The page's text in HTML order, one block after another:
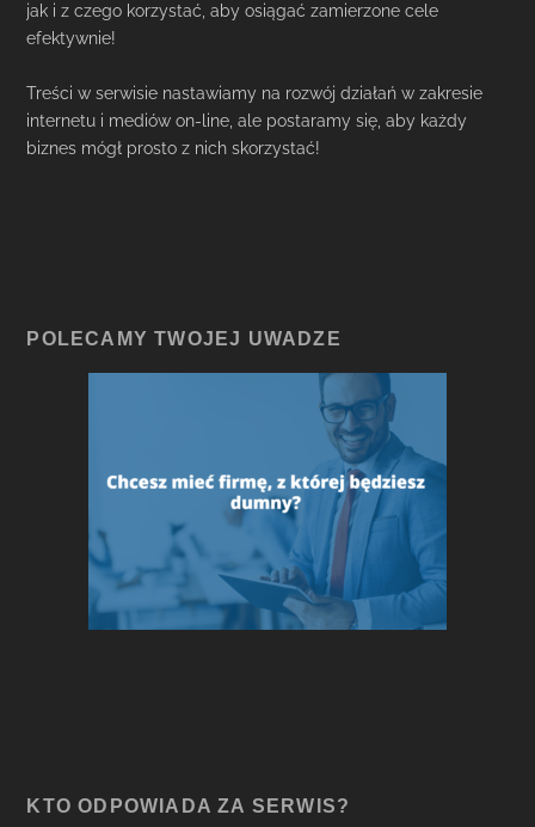
jak i z czego korzystać, aby osiągać zamierzone cele
efektywnie!
Treści w serwisie nastawiamy na rozwój działań w zakresie
internetu i mediów on-line, ale postaramy się, aby każdy
biznes mógł prosto z nich skorzystać!
POLECAMY TWOJEJ UWADZE
KTO ODPOWIADA ZA SERWIS?